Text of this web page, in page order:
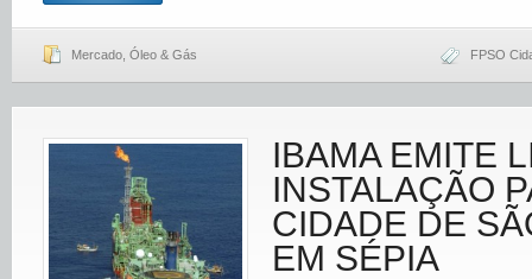
Mercado Óleo & Gás FPSO
IBAMA EMITE
INSTALAÇÃO
CIDADE DE
EM SÉPIA